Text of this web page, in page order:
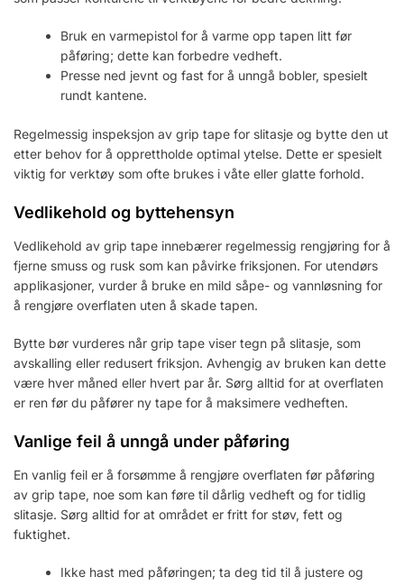
Bruk en varmepistol for å varme opp tapen litt før
påføring; dette kan forbedre vedheft.
Presse ned jevnt og fast for å unngå bobler, spesielt
rundt kantene.
Regelmessig inspeksjon av grip tape for slitasje og bytte den ut
etter behov for å opprettholde optimal ytelse. Dette er spesielt
viktig for verktøy som ofte brukes i våte eller glatte forhold.
Vedlikehold og byttehensyn
Vedlikehold av grip tape innebærer regelmessig rengjøring for å
fjerne smuss og rusk som kan påvirke friksjonen. For utendørs
applikasjoner, vurder å bruke en mild såpe- og vannløsning for
å rengjøre overflaten uten å skade tapen.
Bytte bør vurderes når grip tape viser tegn på slitasje, som
avskalling eller redusert friksjon. Avhengig av bruken kan dette
være hver måned eller hvert par år. Sørg alltid for at overflaten
er ren før du påfører ny tape for å maksimere vedheften.
Vanlige feil å unngå under påføring
En vanlig feil er å forsømme å rengjøre overflaten før påføring
av grip tape, noe som kan føre til dårlig vedheft og for tidlig
slitasje. Sørg alltid for at området er fritt for støv, fett og
fuktighet.
Ikke hast med påføringen; ta deg tid til å justere og